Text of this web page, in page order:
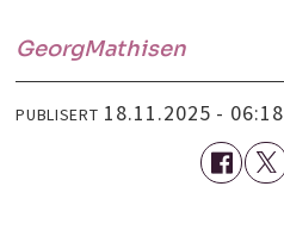
GeorgMathisen
PUBLISERT 18.11.2025 - 06:18